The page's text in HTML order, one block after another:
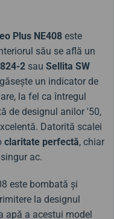
Plus NE408 este
său se află un
2 sau Sellita SW
un indicator de
la fel ca întregul
de designul anilor '50,
Datorită scalei
claritate perfectă, chiar
ac.
este bombată și
la designul
apă a acestui model